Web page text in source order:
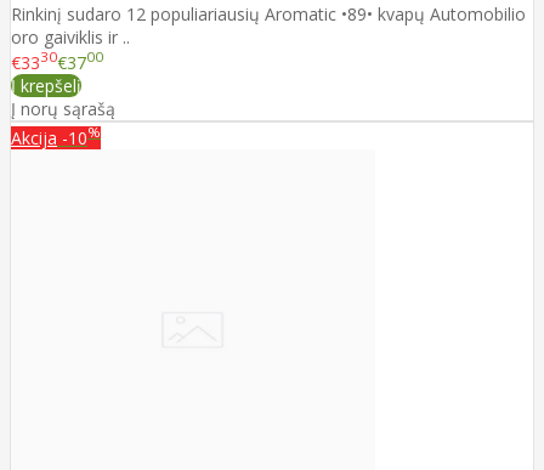
Rinkinį sudaro 12 populiariausių Aromatic •89• kvapų Automobilio
oro gaiviklis ir ..
€3330€3700
Į krepšelį
Į norų sąrašą
Akcija -10%